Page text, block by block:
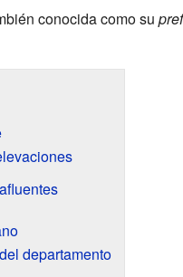
conocida como su
departamento